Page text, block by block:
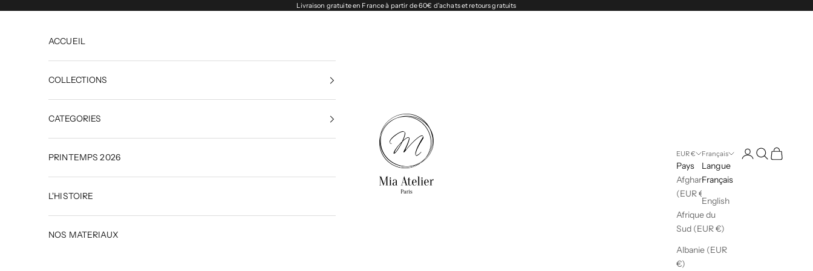
Livraison gratuite en France à partir de 60€ d'achats et retours gratuits
Miaatelier
EUR €
Pays
Afghanistan
(EUR €)
Afrique du
Sud (EUR €)
Albanie (EUR
€)
Français
Langue
Français
English
Ouvrir le compte
Ouvrir la
Voir le
ACCUEIL
COLLECTIONS
CATEGORIES
PRINTEMPS 2026
L'HISTOIRE
NOS MATERIAUX